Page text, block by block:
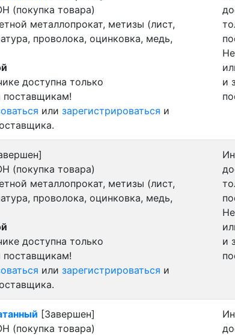
(покупка товара)
металлопрокат, метизы (лист,
проволока, оцинковка, медь,
доступна только
поставщикам!
или зарегистрироваться и
и
(покупка товара)
металлопрокат, метизы (лист,
проволока, оцинковка, медь,
доступна только
поставщикам!
или зарегистрироваться и
и
[Завершен]
(покупка товара)